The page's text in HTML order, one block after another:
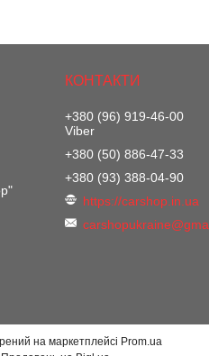
+380 (96) 919-46-00
Viber
+380 (50) 886-47-33
+380 (93) 388-04-90
https://carshop.in.ua
на маркетплейсі Prom.ua